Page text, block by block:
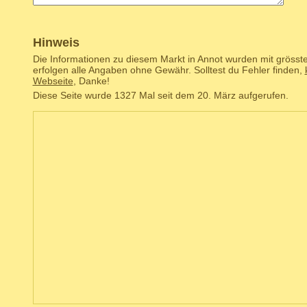
Hinweis
Die Informationen zu diesem Markt in Annot wurden mit
erfolgen alle Angaben ohne Gewähr. Solltest du Fehler finden,
Webseite , Danke!
Diese Seite wurde 1327 Mal seit dem 20. März aufgerufen.